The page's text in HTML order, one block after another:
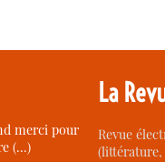
merci pour
(…)
La
Revue